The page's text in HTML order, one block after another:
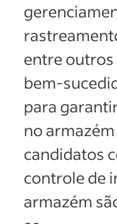
entre
bem-
para
no
candidatos
controle de
armazém